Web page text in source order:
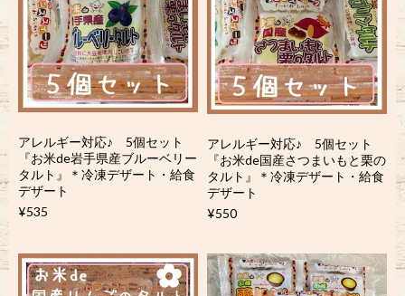
アレルギー対応♪ 5個セット
『お米de岩手県産ブルーベリー
タルト』＊冷凍デザート・給食
デザート
¥535
アレルギー対応♪ 5個セット
『お米de国産さつまいもと栗の
タルト』＊冷凍デザート・給食
デザート
¥550